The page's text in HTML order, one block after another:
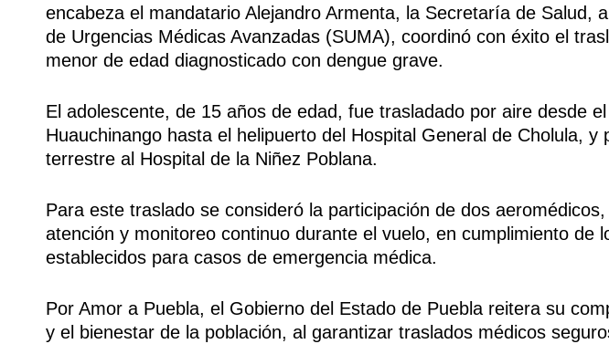
encabeza el mandatario Alejandro Armenta, la Secretaría de Salud,
de Urgencias Médicas Avanzadas (SUMA), coordinó con éxito el
menor de edad diagnosticado con dengue grave.
El adolescente, de 15 años de edad, fue trasladado por aire desde
Huauchinango hasta el helipuerto del Hospital General de Cholula, y
terrestre al Hospital de la Niñez Poblana.
Para este traslado se consideró la participación de dos
atención y monitoreo continuo durante el vuelo, en cumplimiento de
establecidos para casos de emergencia médica.
Por Amor a Puebla, el Gobierno del Estado de Puebla reitera su
y el bienestar de la población, al garantizar traslados médicos